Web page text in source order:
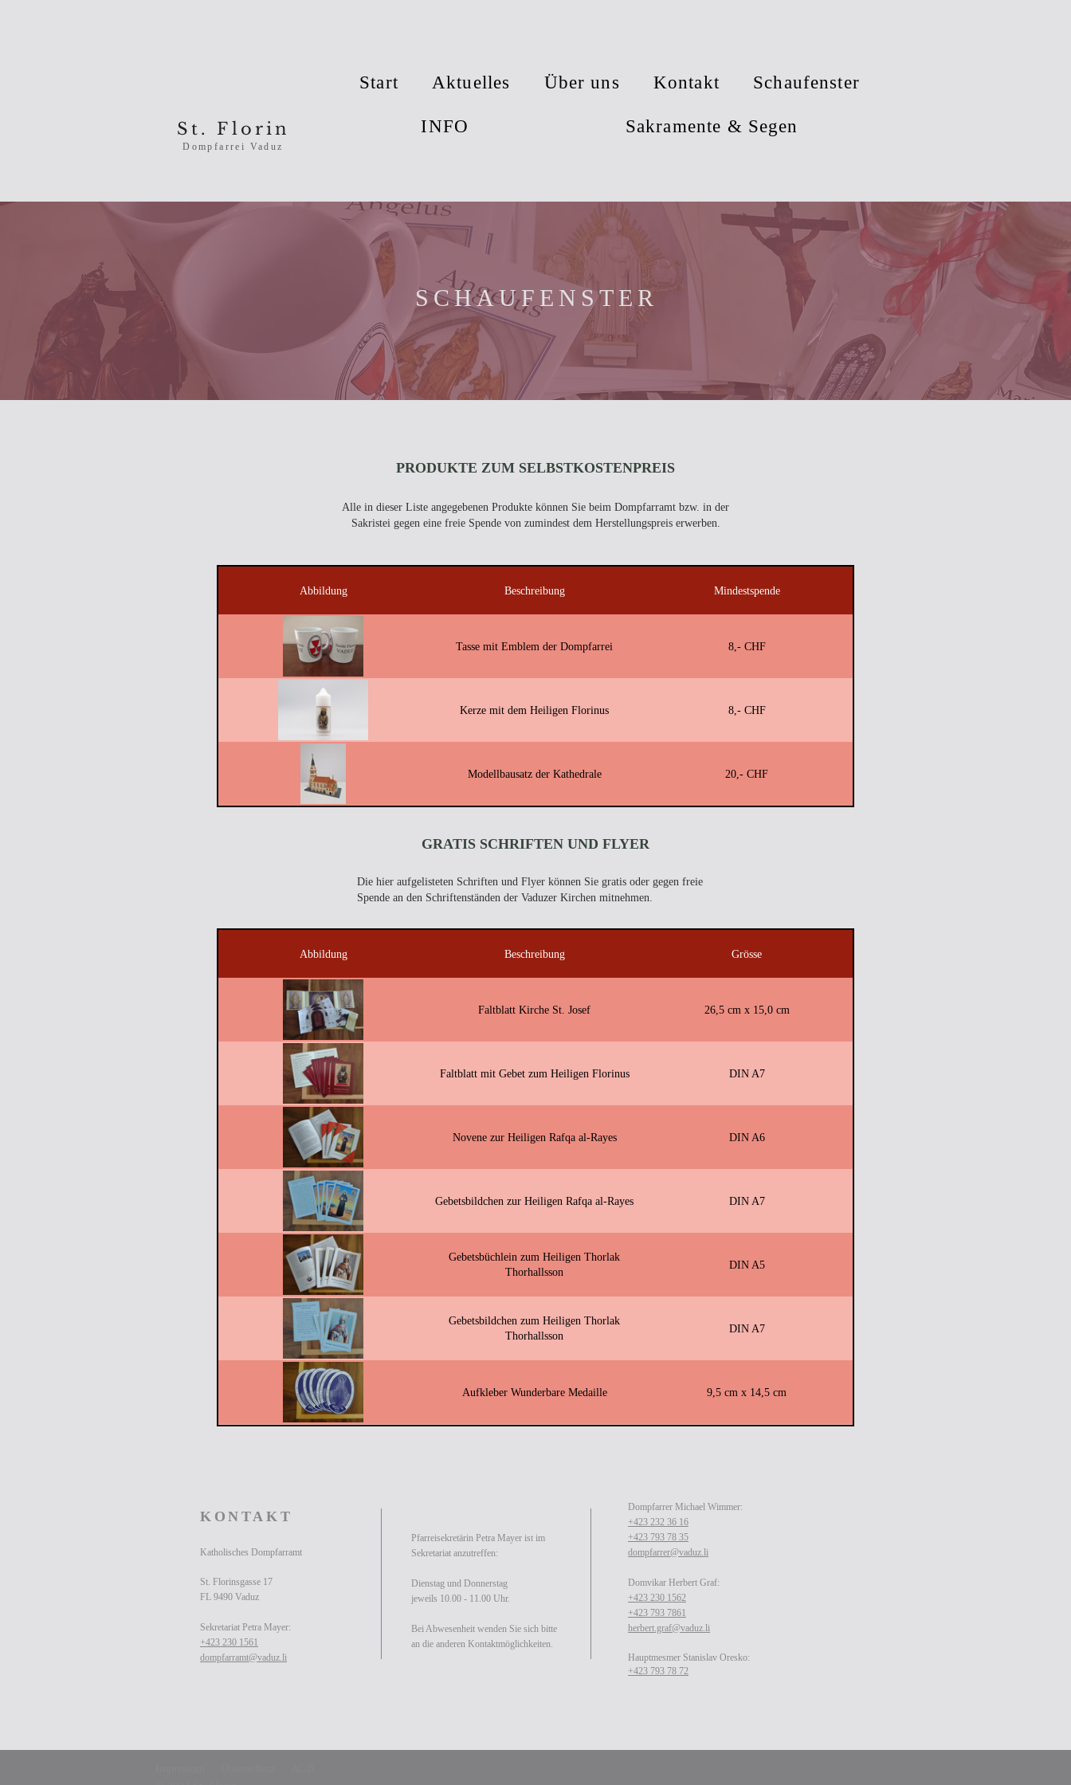
St. Florin
Dompfarrei Vaduz
Start Aktuelles Über uns Kontakt Schaufenster
INFO Sakramente & Segen
SCHAUFENSTER
PRODUKTE ZUM SELBSTKOSTENPREIS
Alle in dieser Liste angegebenen Produkte können Sie beim Dompfarramt bzw. in der
Sakristei gegen eine freie Spende von zumindest dem Herstellungspreis erwerben.
Abbildung Beschreibung Mindestspende
Tasse mit Emblem der Dompfarrei 8,- CHF
Kerze mit dem Heiligen Florinus 8,- CHF
Modellbausatz der Kathedrale 20,- CHF
GRATIS SCHRIFTEN UND FLYER
Die hier aufgelisteten Schriften und Flyer können Sie gratis oder gegen freie
Spende an den Schriftenständen der Vaduzer Kirchen mitnehmen.
Abbildung Beschreibung Grösse
Faltblatt Kirche St. Josef 26,5 cm x 15,0 cm
Faltblatt mit Gebet zum Heiligen Florinus DIN A7
Novene zur Heiligen Rafqa al-Rayes DIN A6
Gebetsbildchen zur Heiligen Rafqa al-Rayes DIN A7
Gebetsbüchlein zum Heiligen Thorlak
Thorhallsson
DIN A5
Gebetsbildchen zum Heiligen Thorlak
Thorhallsson
DIN A7
Aufkleber Wunderbare Medaille 9,5 cm x 14,5 cm
Faltblatt Litanei um Erlangung der Demut
Gebetsbildchen zum Heiligen Josef
KONTAKT
Katholisches Dompfarramt
St. Florinsgasse 17
FL 9490 Vaduz
Sekretariat Petra Mayer:
+423 230 1561
dompfarramt@vaduz.li
Pfarreisekretärin Petra Mayer ist im
Sekretariat anzutreffen:
Dienstag und Donnerstag
jeweils 10.00 - 11.00 Uhr.
Bei Abwesenheit wenden Sie sich bitte
an die anderen Kontaktmöglichkeiten.
Dompfarrer Michael Wimmer:
+423 232 36 16
+423 793 78 35
dompfarrer@vaduz.li
Domvikar Herbert Graf:
+423 230 1562
+423 793 7861
herbert.graf@vaduz.li
Hauptmesmer Stanislav Oresko:
+423 793 78 72